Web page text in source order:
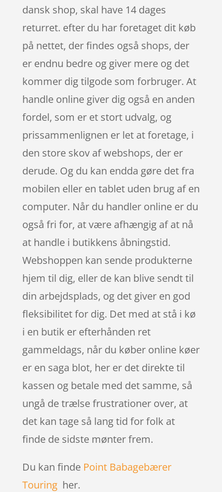
dansk shop, skal have 14 dages
returret. efter du har foretaget dit køb
på nettet, der findes også shops, der
er endnu bedre og giver mere og det
kommer dig tilgode som forbruger. At
handle online giver dig også en anden
fordel, som er et stort udvalg, og
prissammenlignen er let at foretage, i
den store skov af webshops, der er
derude. Og du kan endda gøre det fra
mobilen eller en tablet uden brug af en
computer. Når du handler online er du
også fri for, at være afhængig af at nå
at handle i butikkens åbningstid.
Webshoppen kan sende produkterne
hjem til dig, eller de kan blive sendt til
din arbejdsplads, og det giver en god
fleksibilitet for dig. Det med at stå i kø
i en butik er efterhånden ret
gammeldags, når du køber online køer
er en saga blot, her er det direkte til
kassen og betale med det samme, så
ungå de trælse frustrationer over, at
det kan tage så lang tid for folk at
finde de sidste mønter frem.
Du kan finde Point Babagebærer
Touringher.